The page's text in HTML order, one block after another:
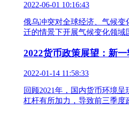
2022-06-01 10:16:43
俄乌冲突对全球经济、气候
迁的情景下开展气候变化领
2022货币政策展望：新
2022-01-14 11:58:33
回顾2021年，国内货币环境
杠杆有所加力，导致前三季度